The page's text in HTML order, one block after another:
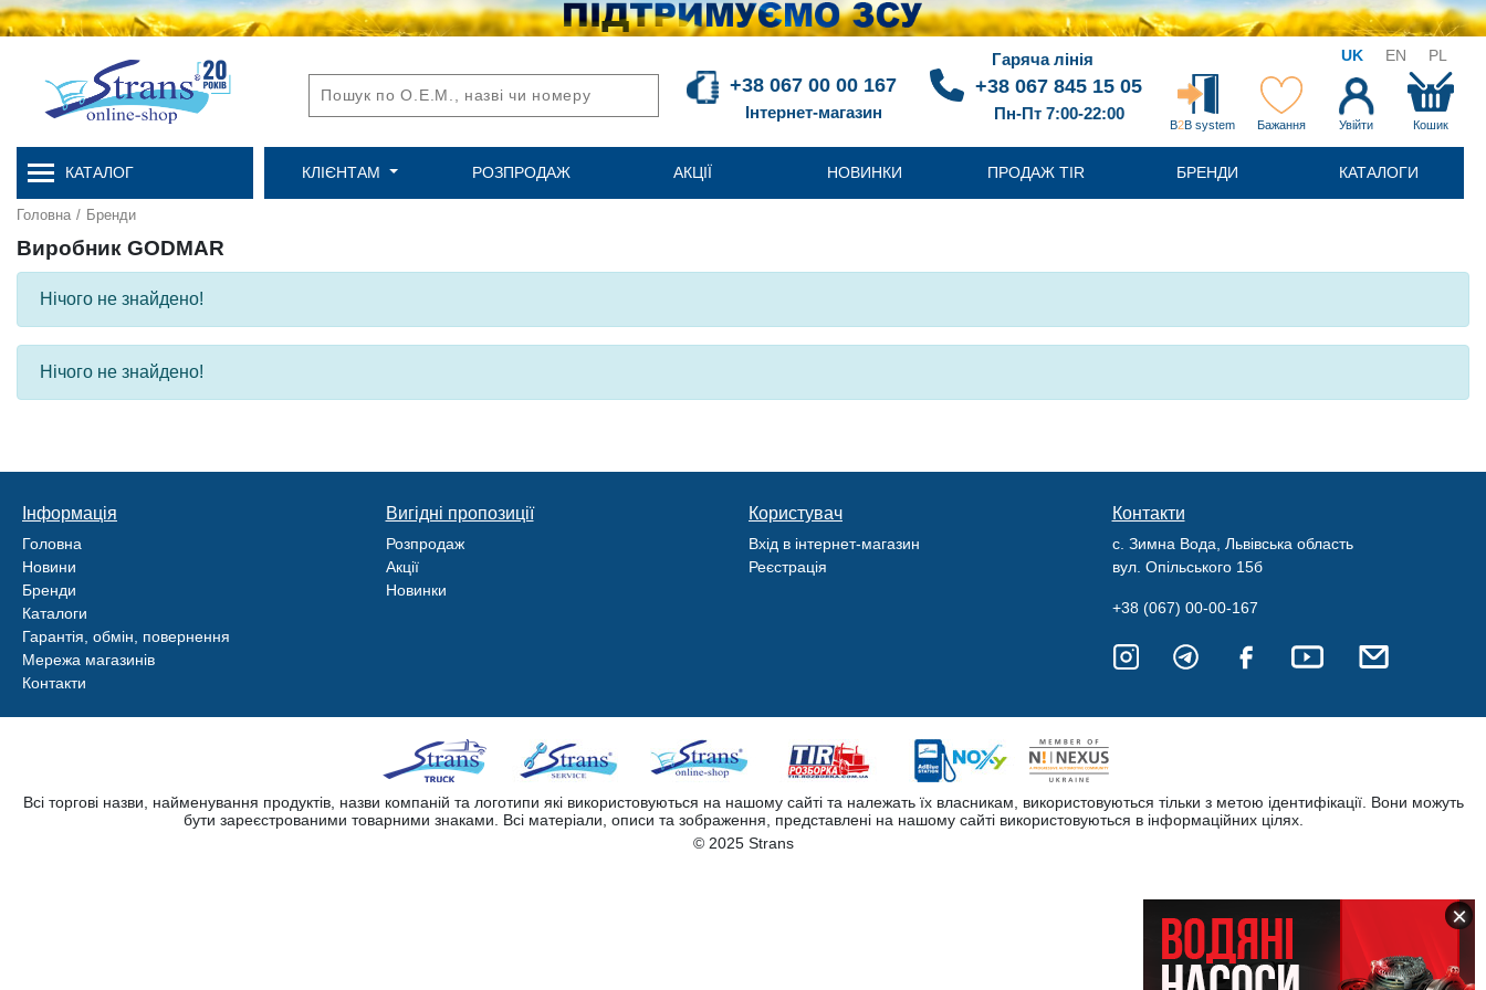
UK EN PL
+38 067 00 00 167
Інтернет-магазин
Гаряча лінія
+38 067 845 15 05
Пн-Пт 7:00-22:00
B2B system Бажання Увійти Кошик
КАТАЛОГ КЛІЄНТАМ РОЗПРОДАЖ АКЦІЇ НОВИНКИ ПРОДАЖ TIR БРЕНДИ КАТАЛОГИ
Головна / Бренди
Виробник GODMAR
Нічого не знайдено!
Нічого не знайдено!
Інформація
Головна
Новини
Бренди
Каталоги
Гарантія, обмін, повернення
Мережа магазинів
Контакти
Вигідні пропозиції
Розпродаж
Акції
Новинки
Користувач
Вхід в інтернет-магазин
Реєстрація
Контакти
с. Зимна Вода, Львівська область
вул. Опільського 15б
+38 (067) 00-00-167
Всі торгові назви, найменування продуктів, назви компаній та логотипи які використовуються на нашому сайті та належать їх власникам, використовуються тільки з метою ідентифікації. Вони можуть
бути зареєстрованими товарними знаками. Всі матеріали, описи та зображення, представлені на нашому сайті використовуються в інформаційних цілях.
© 2025 Strans
×